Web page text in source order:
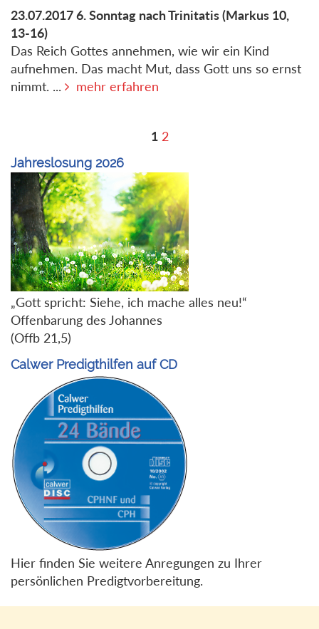
23.07.20176. Sonntag nach Trinitatis(Markus 10,
13-16)
Das Reich Gottes annehmen, wie wir ein Kind
aufnehmen. Das macht Mut, dass Gott uns so ernst
nimmt. ...
mehr erfahren
1 2
Jahreslosung 2026
„Gott spricht: Siehe, ich mache alles neu!“
Offenbarung des Johannes
(Offb 21,5)
Calwer Predigthilfen auf CD
Hier finden Sie weitere Anregungen zu Ihrer
persönlichen Predigtvorbereitung.